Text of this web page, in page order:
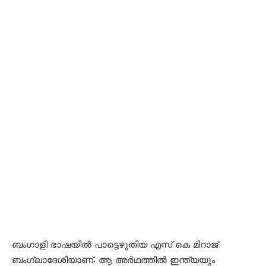
ബംഗാളി ഭാഷയില്‍ പാട്ടെഴുതിയ എസ് കെ മിറാജ്
ബംഗ്ലാദേശിയാണ്. ആ അര്‍ഥത്തില്‍ ഇന്ത്യയും